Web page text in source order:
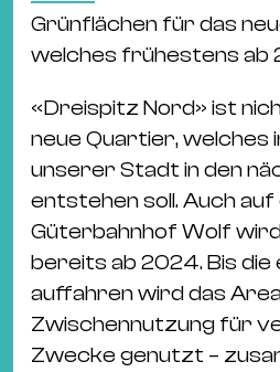
Grünflächen für das
welches frühestens ab
«Dreispitz Nord» ist
neue Quartier, welches
unserer Stadt in den
entstehen soll. Auch
Güterbahnhof Wolf
bereits ab 2024. Bis
auffahren wird das
Zwischennutzung für
Zwecke genutzt –